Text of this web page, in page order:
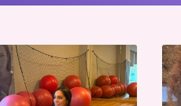
VIDEOS
WORKOUTS
ΟΛΑ ΤΑ ΑΡΘΡΑ
Pilates